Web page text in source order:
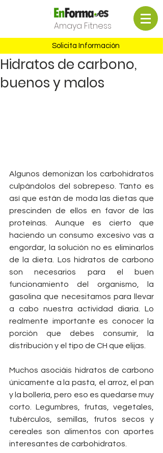
Amaya Fitness
Solicita Información
Hidratos de carbono,
buenos y malos
Algunos demonizan los carbohidratos
culpándolos del sobrepeso. Tanto es
así que están de moda las dietas que
prescinden de ellos en favor de las
proteínas. Aunque es cierto que
haciendo un consumo excesivo vas a
engordar, la solución no es eliminarlos
de la dieta. Los hidratos de carbono
son necesarios para el buen
funcionamiento del organismo, la
gasolina que necesitamos para llevar
a cabo nuestra actividad diaria. Lo
realmente importante es conocer la
porción que debes consumir, la
distribución y el tipo de CH que elijas.
Muchos asociáis hidratos de carbono
únicamente a la pasta, el arroz, el pan
y la bollería, pero eso es quedarse muy
corto. Legumbres, frutas, vegetales,
tubérculos, semillas, frutos secos y
cereales son alimentos con aportes
interesantes de carbohidratos.